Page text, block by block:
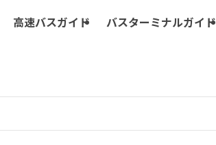
高速バスガイド バスターミナルガイド